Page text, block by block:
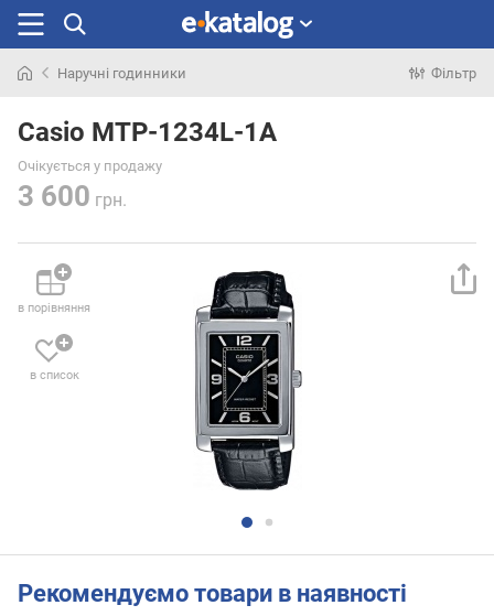
раніше
Наручні годинники Фільтр
Casio MTP-1234L-1A
Очікується у продажу
3 600 грн.
в порівняння
в список
Рекомендуємо товари в наявності